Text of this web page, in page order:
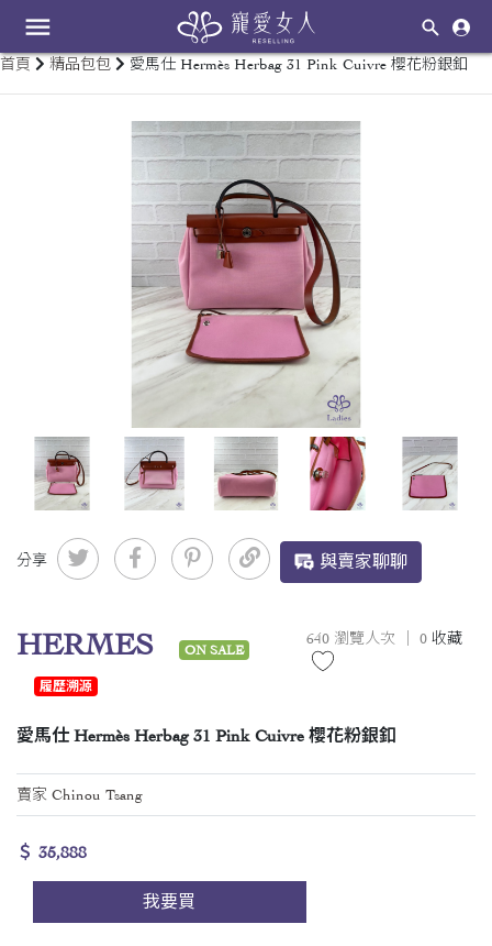
menu
首頁 精品包包 愛馬仕 Hermès Herbag 31 Pink Cuivre 櫻花粉銀釦
分享 與賣家聊聊
HERMES ON SALE
履歷溯源
640 瀏覽人次 ｜ 0收藏
愛馬仕 Hermès Herbag 31 Pink Cuivre 櫻花粉銀釦
賣家 Chinou Tsang
＄ 35,888
我要買